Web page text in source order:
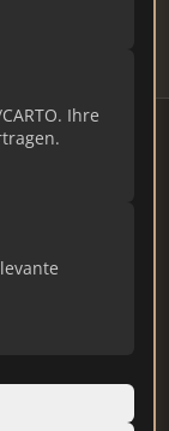
Ihre
899